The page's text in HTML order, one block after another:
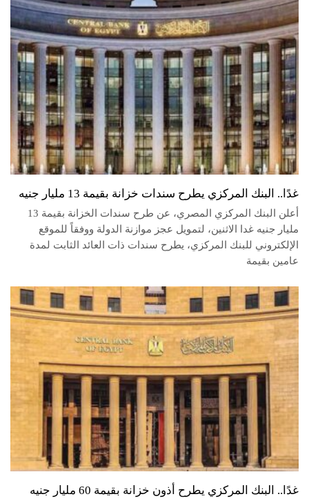
غدًا.. البنك المركزي يطرح سندات خزانة بقيمة 13 مليار جنيه
أعلن البنك المركزي المصري، عن طرح سندات الخزانة بقيمة 13
مليار جنيه غدا الاثنين، لتمويل عجز موازنة الدولة ووفقاً للموقع
الإلكتروني للبنك المركزي، يطرح سندات ذات العائد الثابت لمدة
عامين بقيمة
غدًا.. البنك المركزي يطرح أذون خزانة بقيمة 60 مليار جنيه